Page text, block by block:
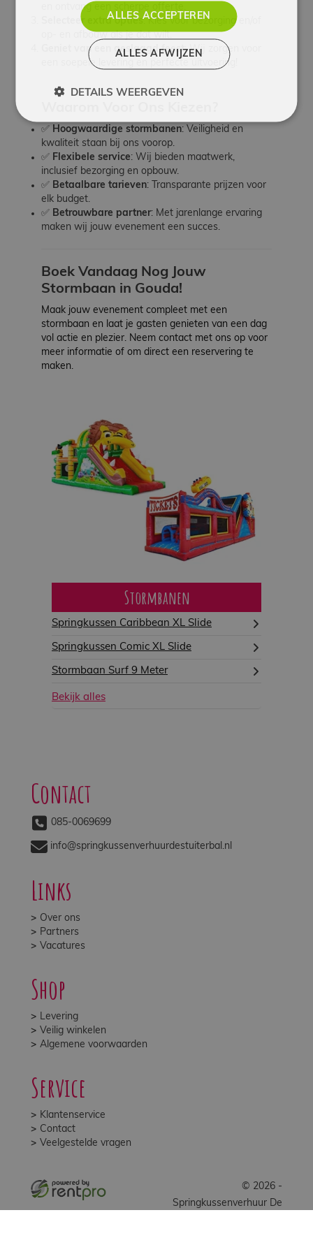
en ontvang een scherpe offerte.
Selecteer extra opties: Kies voor bezorging en/of
op- en afbouw als je dat wilt.
Geniet van een geslaagd feest: Wij zorgen voor
een soepele levering en perfecte uitvoering!
✅ Hoogwaardige stormbanen: Veiligheid en
kwaliteit staan bij ons voorop.
✅ Flexibele service: Wij bieden maatwerk,
inclusief bezorging en opbouw.
✅ Betaalbare tarieven: Transparante prijzen voor
elk budget.
✅ Betrouwbare partner: Met jarenlange ervaring
maken wij jouw evenement een succes.
Boek Vandaag Nog Jouw
Stormbaan in Gouda!
Maak jouw evenement compleet met een
stormbaan en laat je gasten genieten van een dag
vol actie en plezier. Neem contact met ons op voor
meer informatie of om direct een reservering te
maken.
Stormbanen
Springkussen Caribbean XL Slide
Springkussen Comic XL Slide
Stormbaan Surf 9 Meter
Bekijk alles
Contact
085-0069699
info@springkussenverhuurdestuiterbal.nl
Links
Over ons
Partners
Vacatures
Shop
Levering
Veilig winkelen
Algemene voorwaarden
Service
Klantenservice
Contact
Veelgestelde vragen
© 2026 -
Springkussenverhuur De
ALLES ACCEPTEREN
ALLES AFWIJZEN
DETAILS WEERGEVEN